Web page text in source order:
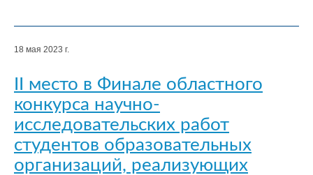
18 мая 2023 г.
II место в Финале областного
конкурса научно-
исследовательских работ
студентов образовательных
организаций, реализующих